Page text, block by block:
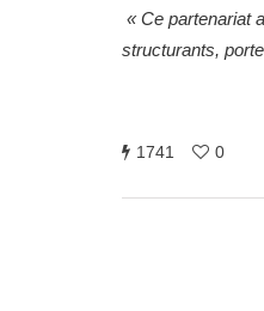
« Ce partenariat
structurants,
1741 0